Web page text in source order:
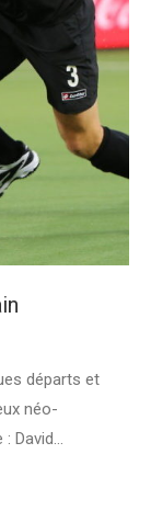
départs et
néo-
: David…